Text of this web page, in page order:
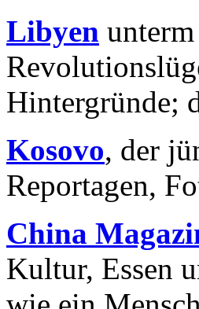
Libyen
Hintergründe;
Kosovo, der
Reportagen,
China
Kultur, Essen